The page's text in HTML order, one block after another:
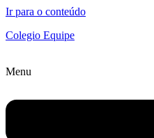
Ir para o conteúdo
Colegio Equipe
Menu